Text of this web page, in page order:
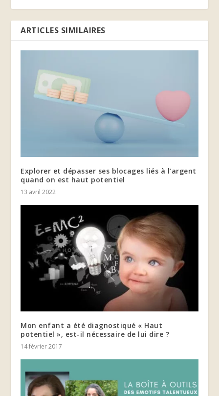
ARTICLES SIMILAIRES
Explorer et dépasser ses blocages liés à l’argent
quand on est haut potentiel
13 avril 2022
Mon enfant a été diagnostiqué « Haut
potentiel », est-il nécessaire de lui dire ?
14 février 2017